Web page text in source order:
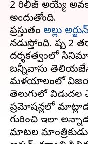
2 రిలీజ్ అయ్యే
అందుతోంది.
ప్రస్తుతం అల్లు అర్జున్
నడుస్తోంది. పుష్ప 2
దర్శకత్వంలో
బన్నీవాసు
మళయాలంలో
తెలుగులో విడుదల
ప్రమోషన్లలో
గురించి ఇలా
మాటల మాంత్రికుడు